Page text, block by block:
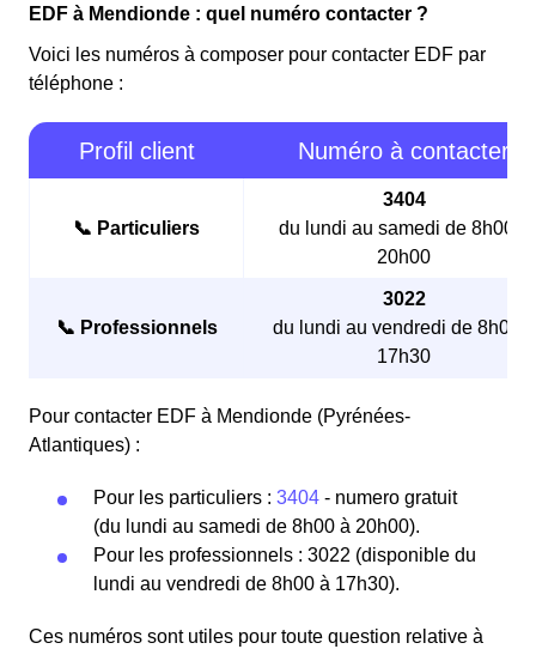
EDF à Mendionde : quel numéro contacter ?
Voici les numéros à composer pour contacter EDF par
téléphone :
Profil client Numéro à contacter
📞 Particuliers
3404
du lundi au samedi de 8h00 à
20h00
📞 Professionnels
3022
du lundi au vendredi de 8h00 à
17h30
Pour contacter EDF à Mendionde (Pyrénées-
Atlantiques) :
Pour les particuliers : 3404 - numero gratuit
(du lundi au samedi de 8h00 à 20h00).
Pour les professionnels : 3022 (disponible du
lundi au vendredi de 8h00 à 17h30).
Ces numéros sont utiles pour toute question relative à